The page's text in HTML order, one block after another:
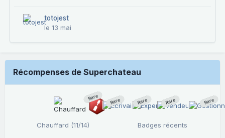
totojest
le 13 mai
Récompenses de Superchateau
Chauffard (11/14)
Rare Rare Rare Rare Rare
Badges récents